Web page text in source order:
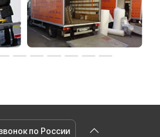
по России